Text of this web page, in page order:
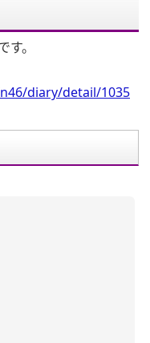
。
diary/detail/1035